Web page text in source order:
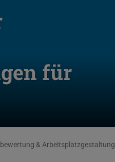
für
& Arbeitsplatzgestaltung